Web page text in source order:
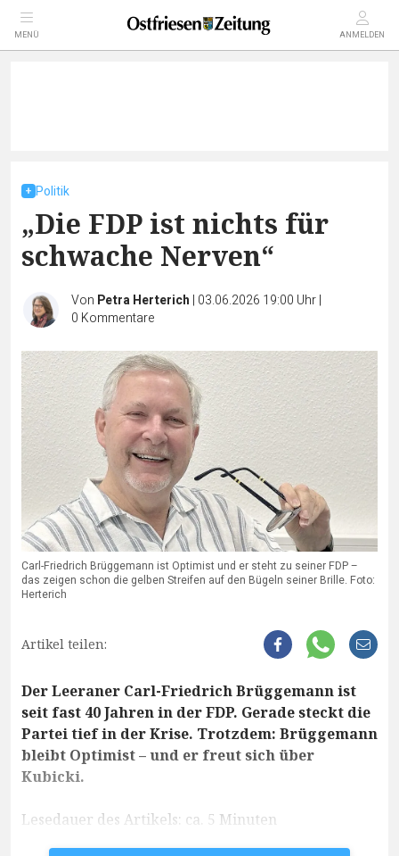
MENÜ ANMELDEN
Politik
„Die FDP ist nichts für
schwache Nerven“
Von Petra Herterich | 03.06.2026 19:00 Uhr|
0 Kommentare
Carl-Friedrich Brüggemann ist Optimist und er steht zu seiner FDP –
das zeigen schon die gelben Streifen auf den Bügeln seiner Brille. Foto:
Herterich
Artikel teilen:
Der Leeraner Carl-Friedrich Brüggemann ist
seit fast 40 Jahren in der FDP. Gerade steckt die
Partei tief in der Krise. Trotzdem: Brüggemann
bleibt Optimist – und er freut sich über
Kubicki.
Lesedauer des Artikels: ca. 5 Minuten